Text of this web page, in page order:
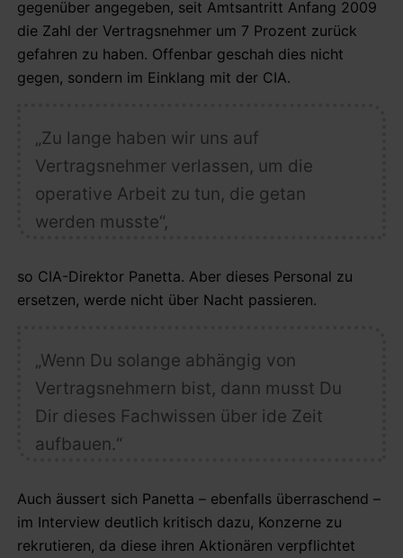
gegenüber angegeben, seit Amtsantritt Anfang 2009
die Zahl der Vertragsnehmer um 7 Prozent zurück
gefahren zu haben. Offenbar geschah dies nicht
gegen, sondern im Einklang mit der CIA.
„Zu lange haben wir uns auf
Vertragsnehmer verlassen, um die
operative Arbeit zu tun, die getan
werden musste“,
so CIA-Direktor Panetta. Aber dieses Personal zu
ersetzen, werde nicht über Nacht passieren.
„Wenn Du solange abhängig von
Vertragsnehmern bist, dann musst Du
Dir dieses Fachwissen über ide Zeit
aufbauen.“
Auch äussert sich Panetta – ebenfalls überraschend –
im Interview deutlich kritisch dazu, Konzerne zu
rekrutieren, da diese ihren Aktionären verpflichtet